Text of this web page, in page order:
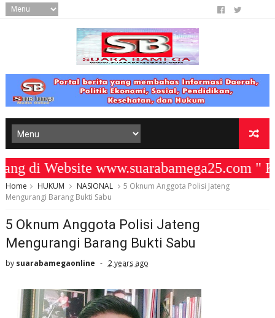
www.suarabamega25.com "
Home HUKUM NASIONAL
5 Oknum Anggota Polisi Jateng
Mengurangi Barang Bukti Sabu
5 Oknum Anggota Polisi Jateng
Mengurangi Barang Bukti Sabu
by suarabamegaonline 2 years ago